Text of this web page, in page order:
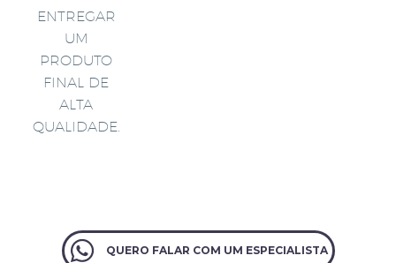
ENTREGAR
UM
PRODUTO
FINAL DE
ALTA
QUALIDADE.
QUERO FALAR COM UM ESPECIALISTA